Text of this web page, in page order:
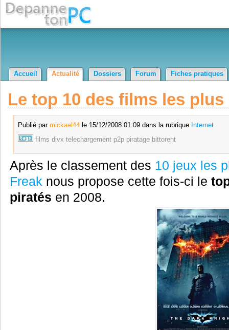
Accueil Actualité Dossiers Forum Fiches pratiques
Le top 10 des films les
Publié par mickael44le 15/12/2008 01:09 dans la rubrique Internet
films divx telechargement p2p piratage bittorent
Après le classement des 10 jeux les
Freak nous propose cette fois-ci le
piratés en 2008.